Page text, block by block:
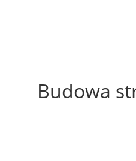
Budowa